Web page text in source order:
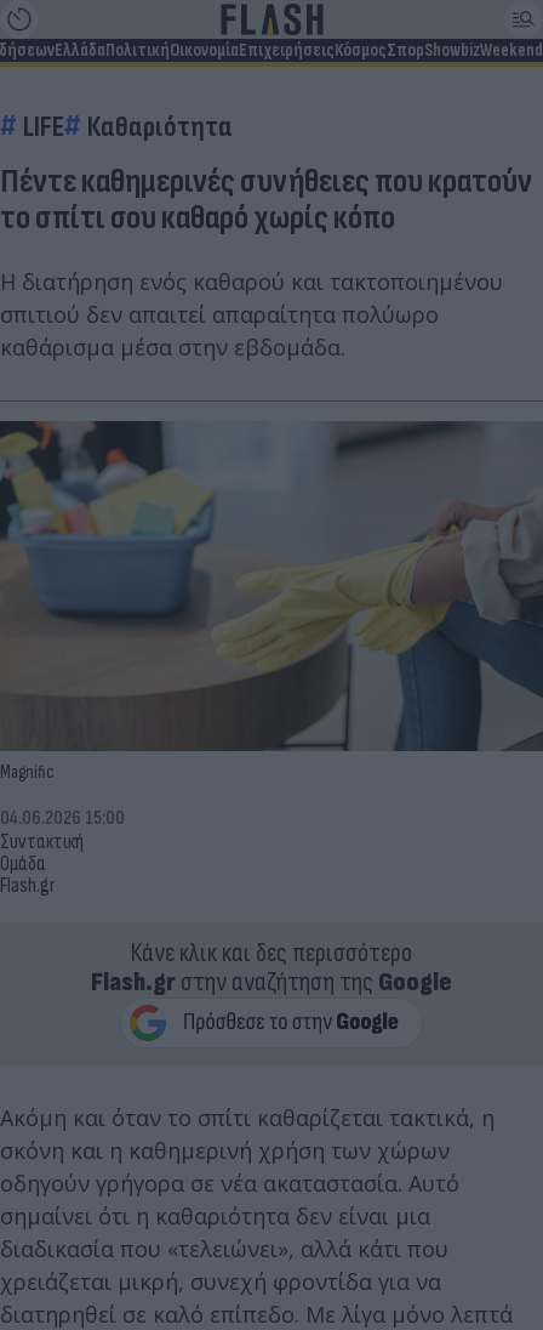
ΕλλάδαΠολιτικήΟικονομίαΕπιχειρήσειςΚόσμοςΣπορShowbizWeekend
LIFE Καθαριότητα
Πέντε καθημερινές συνήθειες που κρατούν
το σπίτι σου καθαρό χωρίς κόπο
Η διατήρηση ενός καθαρού και τακτοποιημένου
σπιτιού δεν απαιτεί απαραίτητα πολύωρο
καθάρισμα μέσα στην εβδομάδα.
Magnific
Συντακτική
Ομάδα
Flash.gr
04.06.2026 15:00
Κάνε κλικ και δες περισσότερο
Flash.grστην αναζήτηση της Google
Ακόμη και όταν το σπίτι καθαρίζεται τακτικά, η
σκόνη και η καθημερινή χρήση των χώρων
οδηγούν γρήγορα σε νέα ακαταστασία. Αυτό
σημαίνει ότι η καθαριότητα δεν είναι μια
διαδικασία που «τελειώνει», αλλά κάτι που
χρειάζεται μικρή, συνεχή φροντίδα για να
διατηρηθεί σε καλό επίπεδο. Με λίγα μόνο λεπτά